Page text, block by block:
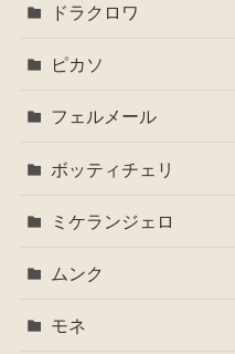
ドラクロワ
ピカソ
フェルメール
ボッティチェリ
ミケランジェロ
ムンク
モネ